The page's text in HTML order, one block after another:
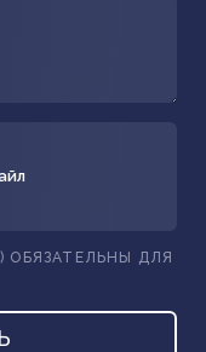
ОБЯЗАТЕЛЬНЫ ДЛЯ